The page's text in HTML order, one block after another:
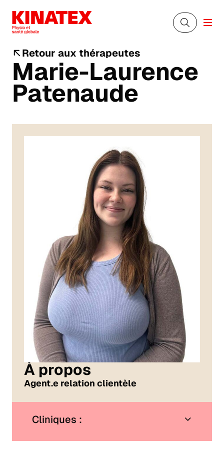
Retour aux thérapeutes
Marie-Laurence
Patenaude
À propos
Agent.e relation clientèle
Cliniques :